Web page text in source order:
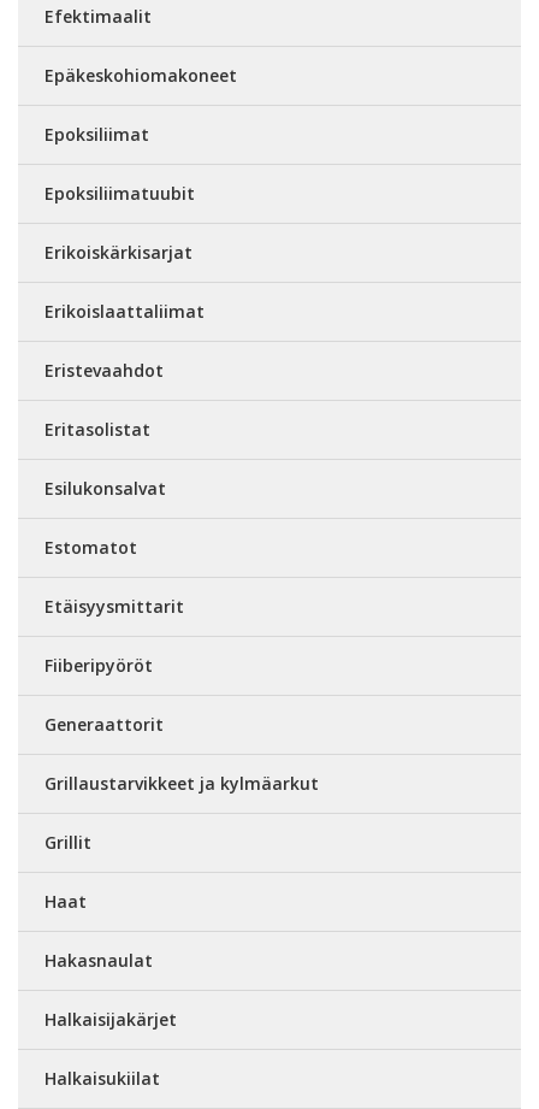
Efektimaalit
Epäkeskohiomakoneet
Epoksiliimat
Epoksiliimatuubit
Erikoiskärkisarjat
Erikoislaattaliimat
Eristevaahdot
Eritasolistat
Esilukonsalvat
Estomatot
Etäisyysmittarit
Fiiberipyöröt
Generaattorit
Grillaustarvikkeet ja kylmäarkut
Grillit
Haat
Hakasnaulat
Halkaisijakärjet
Halkaisukiilat